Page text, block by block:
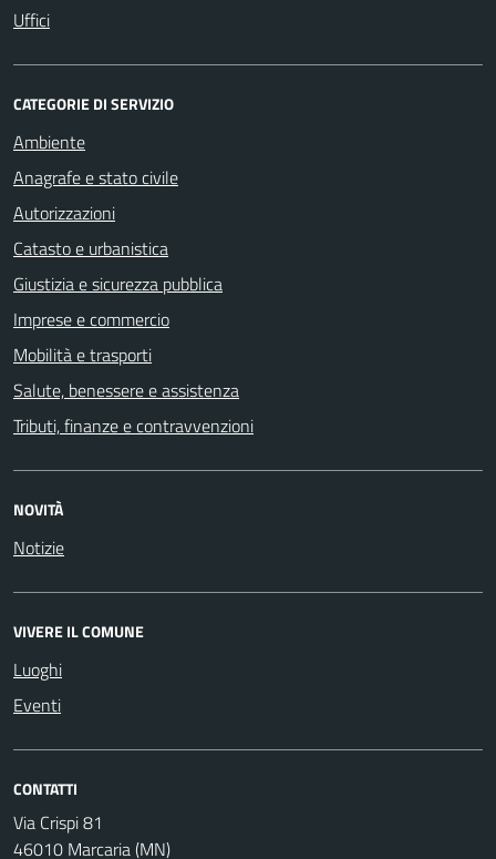
Uffici
CATEGORIE DI SERVIZIO
Ambiente
Anagrafe e stato civile
Autorizzazioni
Catasto e urbanistica
Giustizia e sicurezza pubblica
Imprese e commercio
Mobilità e trasporti
Salute, benessere e assistenza
Tributi, finanze e contravvenzioni
NOVITÀ
Notizie
VIVERE IL COMUNE
Luoghi
Eventi
CONTATTI
Via Crispi 81
46010 Marcaria (MN)